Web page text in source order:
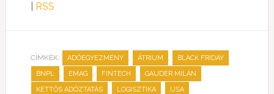
RSS
CÍMKÉK: ADÓEGYEZMÉNY , ÁTRIUM , BLACK FRIDAY ,
BNPL , EMAG , FINTECH , GAUDER MILÁN ,
KETTŐS ADÓZTATÁS , LOGISZTIKA , USA